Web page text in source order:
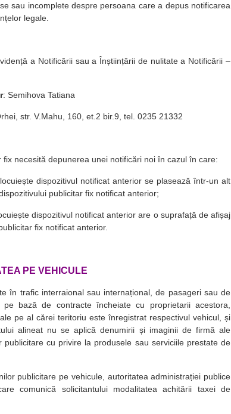
sau incomplete despre persoana care a depus notificarea
legale.
a Notificării sau a Înștiințării de nulitate a Notificării –
: Semihova Tatiana
str. V.Mahu, 160, et.2 bir.9, tel. 0235 21332
necesită depunerea unei notificări noi în cazul în care:
dispozitivul notificat anterior se plasează într-un alt
publicitar fix notificat anterior;
dispozitivul notificat anterior are o suprafață de afișaj
fix notificat anterior.
PE VEHICULE
în trafic interraional sau internațional, de pasageri sau de
bază de contracte încheiate cu proprietarii acestora,
pe al cărei teritoriu este înregistrat respectivul vehicul, și
alineat nu se aplică denumirii și imaginii de firmă ale
cu privire la produsele sau serviciile prestate de
publicitare pe vehicule, autoritatea administrației publice
comunică solicitantului modalitatea achitării taxei de